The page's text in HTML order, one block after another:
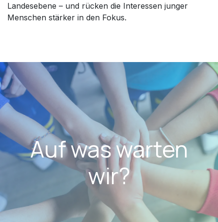
Landesebene – und rücken die Interessen junger
Menschen stärker in den Fokus.
Auf was warten
wir?